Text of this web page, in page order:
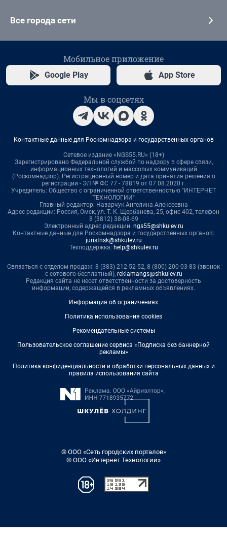
Все города сети
Мобильное приложение
Google Play App Store
Мы в соцсетях
Контактные данные для Роскомнадзора и государственных органов
Сетевое издание «NGS55.RU» (18+)
Зарегистрировано Федеральной службой по надзору в сфере связи,
информационных технологий и массовых коммуникаций
(Роскомнадзор). Регистрационный номер и дата принятия решения о
регистрации - ЭЛ № ФС 77 - 78819 от 07.08.2020 г.
Учредитель: Общество с ограниченной ответственностью "ИНТЕРНЕТ
ТЕХНОЛОГИИ"
Главный редактор: Назарчук Ангелина Алексеевна
Адрес редакции: Россия, Омск, ул. Т. К. Щербанева, 25, офис 402, телефон
8 (3812) 38-08-69
Электронный адрес редакции: ngs55@shkulev.ru
Контактные данные для Роскомнадзора и государственных органов:
juristnsk@shkulev.ru
Техподдержка: help@shkulev.ru
Связаться с отделом продаж: 8 (383) 212-52-52, 8 (800) 200-03-83 (звонок
с сотового бесплатный), reklamangs@shkulev.ru
Редакция сайта не несет ответственности за достоверность
информации, содержащейся в рекламных объявлениях.
Информация об ограничениях
Политика использования cookies
Рекомендательные системы
Пользовательское соглашение сервиса «Подписка без баннерной
рекламы»
Политика конфиденциальности и обработки персональных данных и
правила использования сайта
© ООО «Сеть городских порталов»
© ООО «Интернет Технологии»